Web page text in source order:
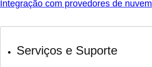
Integração com provedores de nuvem
Serviços e Suporte